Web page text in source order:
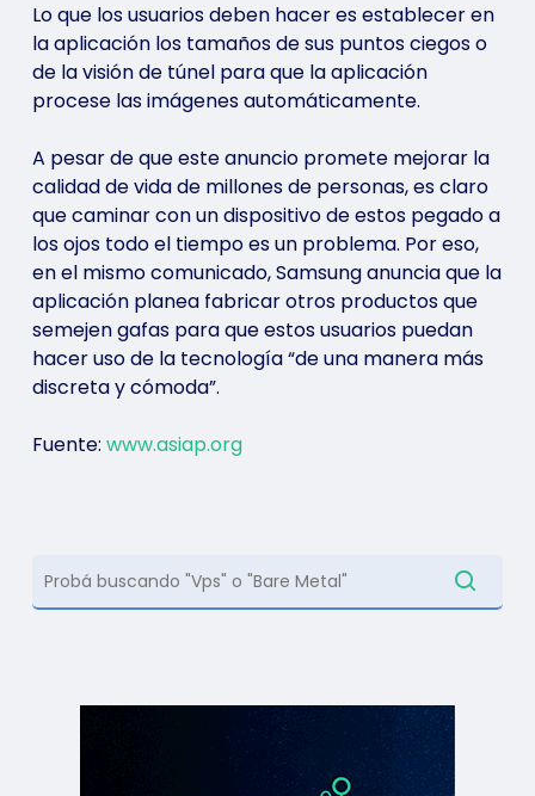
Lo que los usuarios deben hacer es establecer en
la aplicación los tamaños de sus puntos ciegos o
de la visión de túnel para que la aplicación
procese las imágenes automáticamente.
A pesar de que este anuncio promete mejorar la
calidad de vida de millones de personas, es claro
que caminar con un dispositivo de estos pegado a
los ojos todo el tiempo es un problema. Por eso,
en el mismo comunicado, Samsung anuncia que la
aplicación planea fabricar otros productos que
semejen gafas para que estos usuarios puedan
hacer uso de la tecnología “de una manera más
discreta y cómoda”.
Fuente: www.asiap.org